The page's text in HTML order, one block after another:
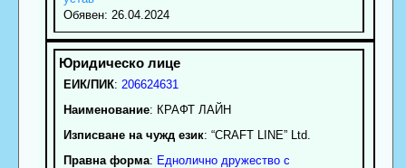
Обявен: 26.04.2024
ЕИК/ПИК: 206624631
Наименование: КРАФТ ЛАЙН
Изписване на чужд език: “CRAFT LINE” Ltd.
Правна форма: Еднолично дружество с